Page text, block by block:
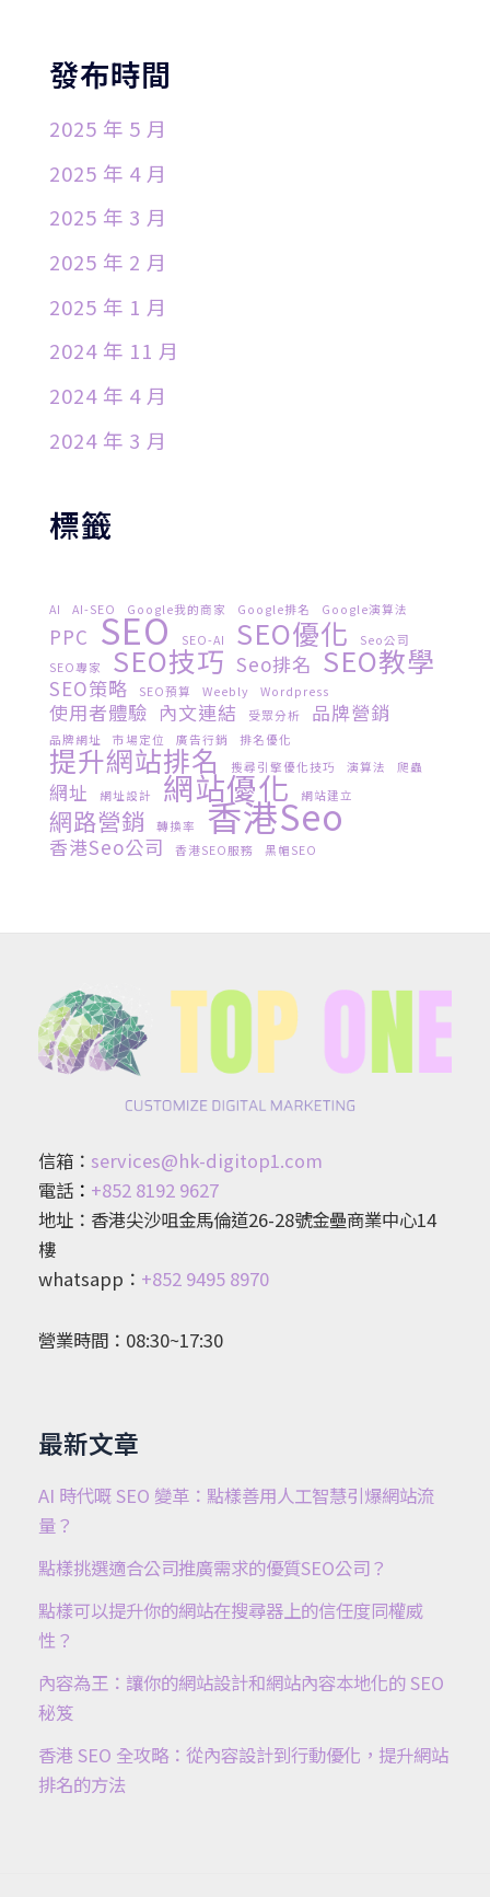
發布時間
2025 年 5 月
2025 年 4 月
2025 年 3 月
2025 年 2 月
2025 年 1 月
2024 年 11 月
2024 年 4 月
2024 年 3 月
標籤
AI AI-SEO Google我的商家 Google排名 Google演算法
PPC SEO SEO-AI SEO優化
Seo公司
SEO專家
SEO技巧 Seo排名 SEO教學
SEO策略 SEO預算 Weebly Wordpress
使用者體驗 內文連結 受眾分析 品牌營銷
品牌網址 市場定位 廣告行銷 排名優化
提升網站排名 搜尋引擎優化技巧 演算法 爬蟲
網址 網址設計 網站優化 網站建立
網路營銷 轉換率 香港seo
香港seo公司 香港SEO服務 黑帽SEO
信箱： services@hk-digitop1.com
電話 ： +852 8192 9627
地址：香港尖沙咀金馬倫道26-28號金壘商業中心14
樓
whatsapp： +852 9495 8970
營業時間：08:30~17:30
最新文章
AI 時代嘅 SEO 變革：點樣善用人工智慧引爆網站流
量？
點樣挑選適合公司推廣需求的優質SEO公司？
點樣可以提升你的網站在搜尋器上的信任度同權威
性？
內容為王：讓你的網站設計和網站內容本地化的 SEO
秘笈
香港 SEO 全攻略：從內容設計到行動優化，提升網站
排名的方法